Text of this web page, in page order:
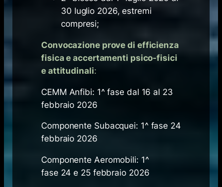
30 luglio 2026, estremi
compresi;
Convocazione prove di efficienza
fisica e accertamenti psico-fisici
e attitudinali:
CEMM Anfibi: 1^ fase dal 16 al 23
febbraio 2026
Componente Subacquei: 1^ fase 24
febbraio 2026
Componente Aeromobili: 1^
fase 24 e 25 febbraio 2026​